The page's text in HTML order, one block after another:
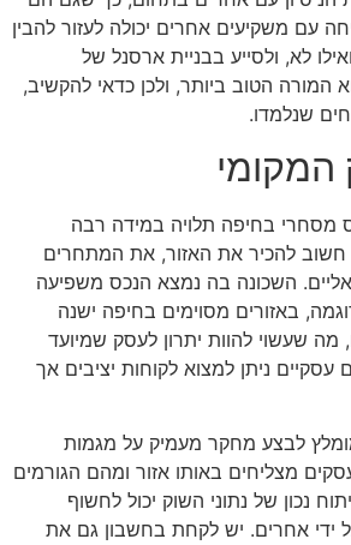
עם משקיעים אחרים יכולה לעזור להבין
לא, ולסייע בבניית ארסנל של
המורה הטוב ביותר, ולכן כדאי להקשיב,
שנלמדו.
בחיפה תלויה במידה רבה
להכיר את האזור, את המתחרים
השכונה בה נמצא הנכס משפיעה
באזורים מסוימים בחיפה ישנה
מה שעשוי להוות יתרון לעסק שמיועד
עסקיים ניתן למצוא לקוחות יציבים אך
לבצע מחקר מעמיק על מגמות
מצליחים באותו אזור ומהם הגורמים
נכון של נתוני השוק יכול לחשוף
ידי אחרים. יש לקחת בחשבון גם את